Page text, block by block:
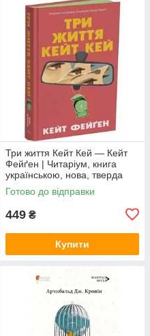
Три життя Кейт Кей — Кейт
Фейґен | Читаріум, книга
українською, нова, тверда
Готово до відправки
449 ₴
Купити